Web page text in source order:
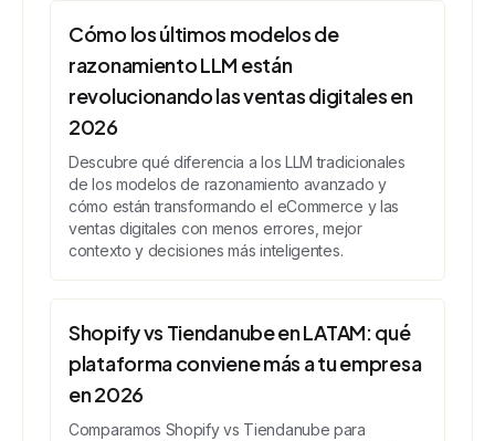
Cómo los últimos modelos de
razonamiento LLM están
revolucionando las ventas digitales en
2026
Descubre qué diferencia a los LLM tradicionales
de los modelos de razonamiento avanzado y
cómo están transformando el eCommerce y las
ventas digitales con menos errores, mejor
contexto y decisiones más inteligentes.
Shopify vs Tiendanube en LATAM: qué
plataforma conviene más a tu empresa
en 2026
Comparamos Shopify vs Tiendanube para